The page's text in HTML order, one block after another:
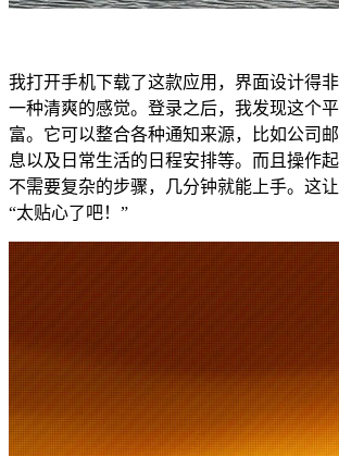
我打开手机下载了这款应用，界面设计得
一种清爽的感觉。登录之后，我发现这个
富。它可以整合各种通知来源，比如公司
息以及日常生活的日程安排等。而且操作
不需要复杂的步骤，几分钟就能上手。这让
“太贴心了吧！”